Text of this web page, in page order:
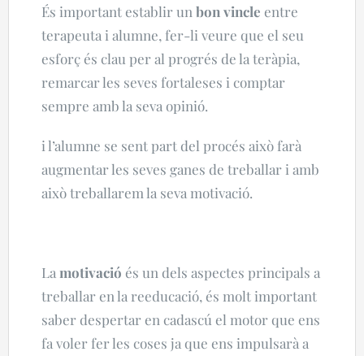
És important establir un bon vincle entre
terapeuta i alumne, fer-li veure que el seu
esforç és clau per al progrés de la teràpia,
remarcar les seves fortaleses i comptar
sempre amb la seva opinió.
i l’alumne se sent part del procés això farà
augmentar les seves ganes de treballar i amb
això treballarem la seva motivació.
La motivació és un dels aspectes principals a
treballar en la reeducació, és molt important
saber despertar en cadascú el motor que ens
fa voler fer les coses ja que ens impulsarà a